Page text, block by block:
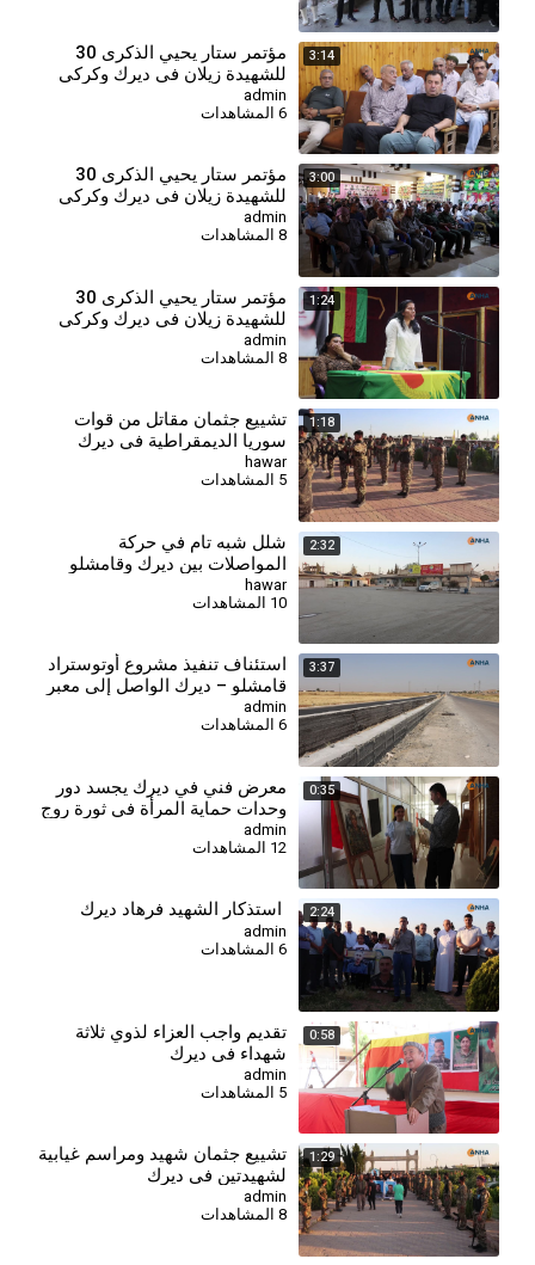
3:14
⁣مؤتمر ستار يحيي الذكرى 30
للشهيدة زيلان في ديرك وكركي
لكي وتل تمر - كركي لكي
admin
6 المشاهدات
3:00
مؤتمر ستار يحيي الذكرى 30
للشهيدة زيلان في ديرك وكركي
لكي وتل تمر - تل تمر
admin
8 المشاهدات
1:24
مؤتمر ستار يحيي الذكرى 30
للشهيدة زيلان في ديرك وكركي
لكي وتل تمر- ديرك
admin
8 المشاهدات
1:18
تشييع جثمان مقاتل من قوات
سوريا الديمقراطية في ديرك
hawar
5 المشاهدات
2:32
شلل شبه تام في حركة
المواصلات بين ديرك وقامشلو
نتيجة قفزة أسعار المحروقات
hawar
3:37
⁣استئناف تنفيذ مشروع أوتوستراد
قامشلو – ديرك الواصل إلى معبر
سيمالكا
admin
6 المشاهدات
0:35
معرض فني في ديرك يجسد دور
وحدات حماية المرأة في ثورة روج
آفا
admin
12 المشاهدات
2:24 استذكار الشهيد فرهاد ديرك
admin
6 المشاهدات
0:58
تقديم واجب العزاء لذوي ثلاثة
شهداء في ديرك
admin
5 المشاهدات
1:29
تشييع جثمان شهيد ومراسم غيابية
لشهيدتين في ديرك
admin
8 المشاهدات